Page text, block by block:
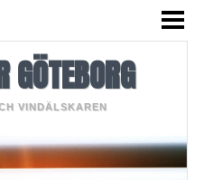
GÖTEBORG
VINDÄLSKAREN